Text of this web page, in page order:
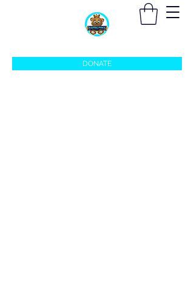
sleepingprincefoundation@gmail.com
DONATE